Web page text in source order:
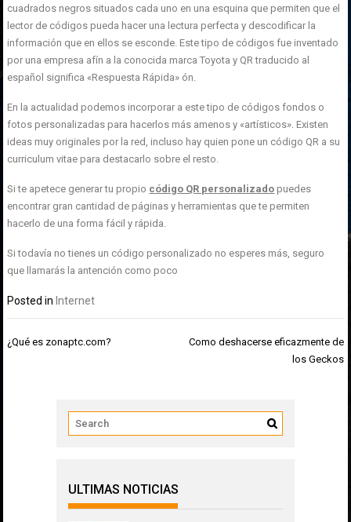
cuadrados negros situados cada uno en una esquina que permiten que el
lector de códigos pueda hacer una lectura perfecta y descodificar la
información que en ellos se esconde. Este tipo de códigos fue inventado
por una empresa afín a la conocida marca Toyota y QR traducido al
español significa «Respuesta Rápida» ón.
En la actualidad podemos incorporar a este tipo de códigos fondos o
fotos personalizadas para hacerlos más amenos y «artísticos». Existen
ideas muy originales por la red, incluso hay quien pone un código QR a su
curriculum vitae para destacarlo sobre el resto.
Si te apetece generar tu propio código QR personalizado puedes
encontrar gran cantidad de páginas y herramientas que te permiten
hacerlo de una forma fácil y rápida.
Si todavía no tienes un código personalizado no esperes más, seguro
que llamarás la antención como poco
Posted in Internet
Navegación
¿Qué es zonaptc.com?
Como deshacerse eficazmente de
los Geckos
ULTIMAS NOTICIAS